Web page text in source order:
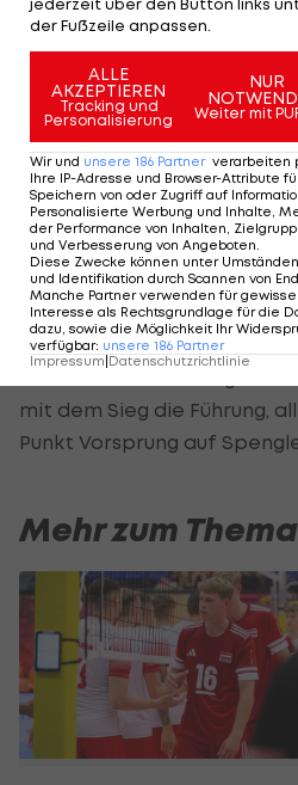
gibt es aber den ein oder
Zweikampf. Unter
am Weg durch das Feld von
der Piste gedrängt wird.
dafür eine
Bitter verläuft das Rennen
Sieger Augusto Farfus. Am
Spitzenplatz muss der
in Runde 66 wegen
Gangschaltung und der
mit dem Sieg die Führung,
Punkt Vorsprung auf
Mehr zum Thema
der Fußzeile anpassen.
ALLE
AKZEPTIEREN
Tracking und
Personalisierung
NUR
Weiter mit
Wir und unsere 186 Partner verarbeiten
Ihre IP-Adresse und Browser-Attribute
Speichern von oder Zugriff auf
Personalisierte Werbung und Inhalte,
der Performance von Inhalten,
und Verbesserung von Angeboten.
Diese Zwecke können unter
und Identifikation durch Scannen von
Manche Partner verwenden für
Interesse als Rechtsgrundlage für die
dazu, sowie die Möglichkeit Ihr
verfügbar: unsere 186 Partner
Impressum Datenschutzrichtlinie